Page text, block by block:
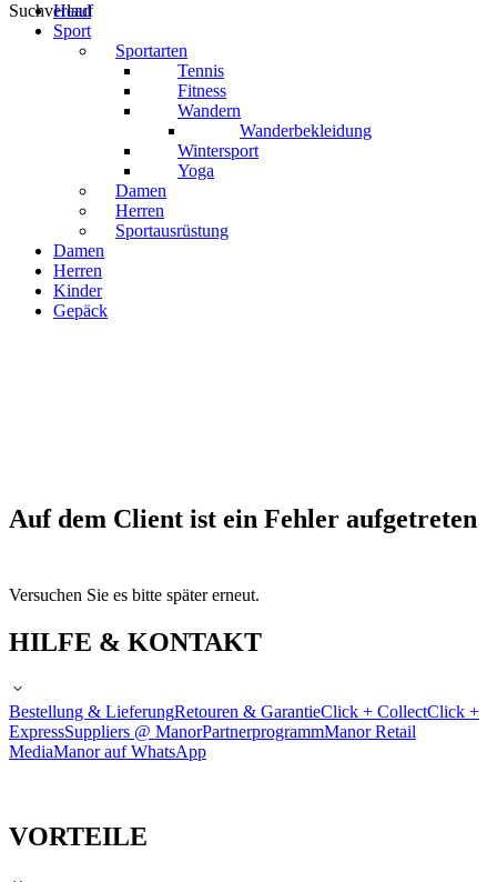
Suchverlauf
Head
Sport
Sportarten
Tennis
Fitness
Wandern
Wanderbekleidung
Wintersport
Yoga
Damen
Herren
Sportausrüstung
Damen
Herren
Kinder
Gepäck
Auf dem Client ist ein Fehler aufgetreten
Versuchen Sie es bitte später erneut.
HILFE & KONTAKT
Bestellung & LieferungRetouren & GarantieClick + CollectClick +
ExpressSuppliers @ ManorPartnerprogrammManor Retail
MediaManor auf WhatsApp
VORTEILE